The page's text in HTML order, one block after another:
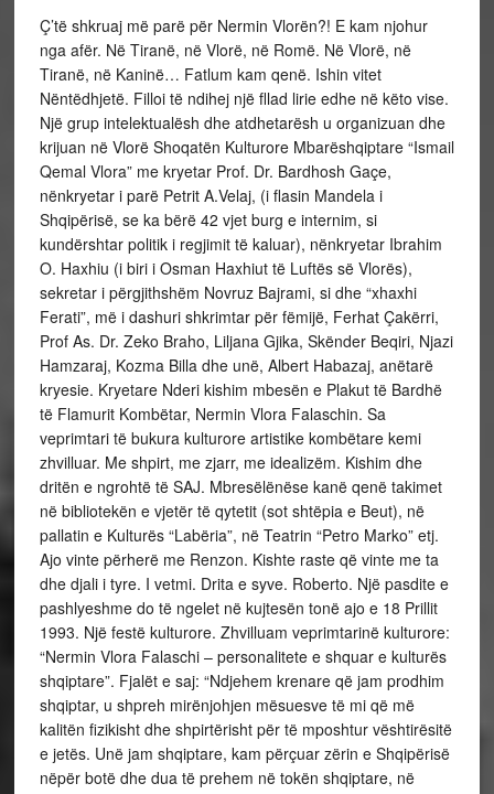
Ç’të shkruaj më parë për Nermin Vlorën?! E kam njohur
nga afër. Në Tiranë, në Vlorë, në Romë. Në Vlorë, në
Tiranë, në Kaninë… Fatlum kam qenë. Ishin vitet
Nëntëdhjetë. Filloi të ndihej një fllad lirie edhe në këto vise.
Një grup intelektualësh dhe atdhetarësh u organizuan dhe
krijuan në Vlorë Shoqatën Kulturore Mbarëshqiptare “Ismail
Qemal Vlora” me kryetar Prof. Dr. Bardhosh Gaçe,
nënkryetar i parë Petrit A.Velaj, (i flasin Mandela i
Shqipërisë, se ka bërë 42 vjet burg e internim, si
kundërshtar politik i regjimit të kaluar), nënkryetar Ibrahim
O. Haxhiu (i biri i Osman Haxhiut të Luftës së Vlorës),
sekretar i përgjithshëm Novruz Bajrami, si dhe “xhaxhi
Ferati”, më i dashuri shkrimtar për fëmijë, Ferhat Çakërri,
Prof As. Dr. Zeko Braho, Liljana Gjika, Skënder Beqiri, Njazi
Hamzaraj, Kozma Billa dhe unë, Albert Habazaj, anëtarë
kryesie. Kryetare Nderi kishim mbesën e Plakut të Bardhë
të Flamurit Kombëtar, Nermin Vlora Falaschin. Sa
veprimtari të bukura kulturore artistike kombëtare kemi
zhvilluar. Me shpirt, me zjarr, me idealizëm. Kishim dhe
dritën e ngrohtë të SAJ. Mbresëlënëse kanë qenë takimet
në bibliotekën e vjetër të qytetit (sot shtëpia e Beut), në
pallatin e Kulturës “Labëria”, në Teatrin “Petro Marko” etj.
Ajo vinte përherë me Renzon. Kishte raste që vinte me ta
dhe djali i tyre. I vetmi. Drita e syve. Roberto. Një pasdite e
pashlyeshme do të ngelet në kujtesën tonë ajo e 18 Prillit
1993. Një festë kulturore. Zhvilluam veprimtarinë kulturore:
“Nermin Vlora Falaschi – personalitete e shquar e kulturës
shqiptare”. Fjalët e saj: “Ndjehem krenare që jam prodhim
shqiptar, u shpreh mirënjohjen mësuesve të mi që më
kalitën fizikisht dhe shpirtërisht për të mposhtur vështirësitë
e jetës. Unë jam shqiptare, kam përçuar zërin e Shqipërisë
nëpër botë dhe dua të prehem në tokën shqiptare, në